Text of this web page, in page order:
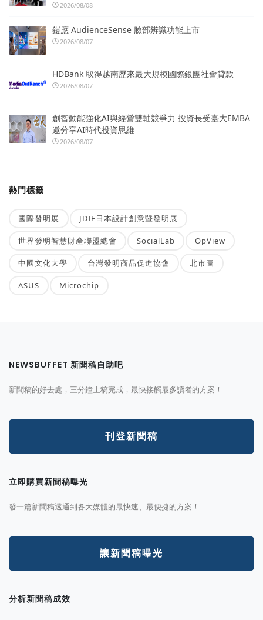
2026/08/08
鎧應 AudienceSense 臉部辨識功能上市
2026/08/07
HDBank 取得越南歷來最大規模國際銀團社會貸款
2026/08/07
創智動能強化AI與經營雙軸競爭力 投資長受臺大EMBA
邀分享AI時代投資思維
2026/08/07
熱門標籤
國際發明展 JDIE日本設計創意暨發明展
世界發明智慧財產聯盟總會 SocialLab OpView
中國文化大學 台灣發明商品促進協會 北市圖
ASUS Microchip
NEWSBUFFET 新聞稿自助吧
新聞稿的好去處，三分鐘上稿完成，最快接觸最多讀者的方案！
刊登新聞稿
立即購買新聞稿曝光
發一篇新聞稿透通到各大媒體的最快速、最便捷的方案！
讓新聞稿曝光
分析新聞稿成效